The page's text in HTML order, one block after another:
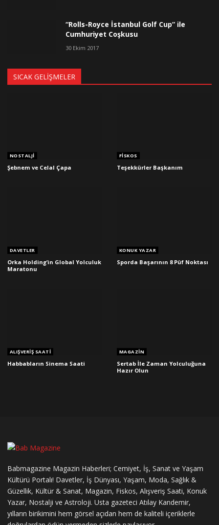
“Rolls-Royce İstanbul Golf Cup” ile
Cumhuriyet Coşkusu
30 Ekim 2017
SICAK GELIŞMELER
NOSTALJI
Şebnem ve Celal Çapa
FISKOS
Teşekkürler Başkanım
DAVETLER
Orka Holding’in Global Yolculuk
Maratonu
KONUK YAZAR
Sporda Başarının 8 Püf Noktası
ALIŞVERIŞ SAATI
Habbabların Sinema Saati
MAGAZIN
Sertab İle Zaman Yolculuğuna
Hazır Olun
Babmagazine Magazin Haberleri; Cemiyet, İş, Sanat ve Yaşam
Kültürü Portalı! Davetler, İş Dünyası, Yaşam, Moda, Sağlık &
Güzellik, Kültür & Sanat, Magazin, Fiskos, Alışveriş Saati, Konuk
Yazar, Nostalji ve Astroloji. Usta gazeteci Atılay Kandemir,
yılların birikimini hem görsel açıdan hem de kaliteli içeriklerle